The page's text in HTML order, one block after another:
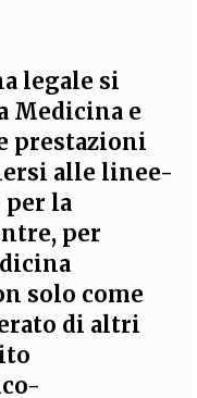
legale si
Medicina e
prestazioni
alle linee-
per la
per
solo come
di altri